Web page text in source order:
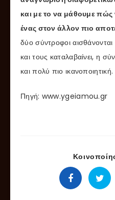
και με το να μάθουμε
ένας στον άλλον πιο
δύο σύντροφοι
και τους καταλαβαίνει, η
και πολύ πιο ικανοποιητική.
Πηγή: www.ygeiamou.gr